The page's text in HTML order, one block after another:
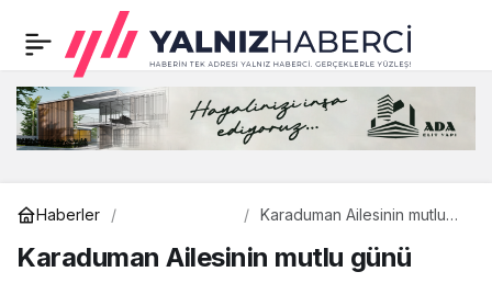
Haberler
Karaduman Ailesinin mutlu
Karaduman Ailesinin mutlu günü
Karaduman Ailesinin
mutlu günü